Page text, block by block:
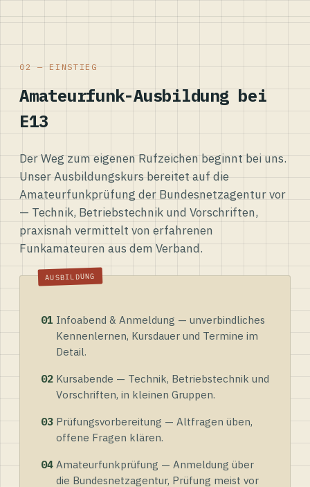
02 — EINSTIEG
Amateurfunk-Ausbildung bei
E13
Der Weg zum eigenen Rufzeichen beginnt bei uns.
Unser Ausbildungskurs bereitet auf die
Amateurfunkprüfung der Bundesnetzagentur vor
— Technik, Betriebstechnik und Vorschriften,
praxisnah vermittelt von erfahrenen
Funkamateuren aus dem Verband.
01 Infoabend & Anmeldung — unverbindliches
Kennenlernen, Kursdauer und Termine im
Detail.
02 Kursabende — Technik, Betriebstechnik und
Vorschriften, in kleinen Gruppen.
03 Prüfungsvorbereitung — Altfragen üben,
offene Fragen klären.
04 Amateurfunkprüfung — Anmeldung über
die Bundesnetzagentur, Prüfung meist vor